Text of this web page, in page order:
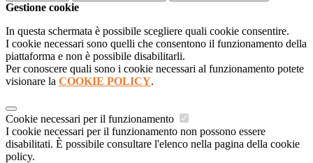
Gestione cookie
In questa schermata è possibile scegliere quali cookie consentire.
I cookie necessari sono quelli che consentono il funzionamento della
piattaforma e non è possibile disabilitarli.
Per conoscere quali sono i cookie necessari al funzionamento potete
visionare la COOKIE POLICY.
Cookie necessari per il funzionamento
I cookie necessari per il funzionamento non possono essere
disabilitati. È possibile consultare l'elenco nella pagina della cookie
policy.